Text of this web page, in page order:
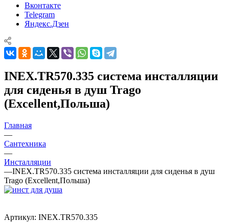
Вконтакте
Telegram
Яндекс.Дзен
INEX.TR570.335 система инсталляции
для сиденья в душ Trago
(Excellent,Польша)
Главная
—
Сантехника
—
Инсталляции
—INEX.TR570.335 система инсталляции для сиденья в душ
Trago (Excellent,Польша)
Артикул: INEX.TR570.335